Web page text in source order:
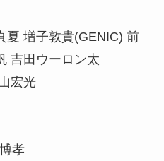
夏 増子敦貴(GENIC) 前
吉田ウーロン太
宏光
孝